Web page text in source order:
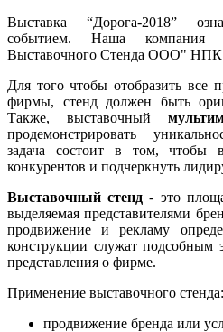
Выставка “Дорога-2018”
событием. Наша компания
Выставочного Стенда ООО"
Для того чтобы отобразить все
фирмы, стенд должен быть
Также, выставочный
продемонстрировать
задача состоит в том, чтобы
конкурентов и подчеркнуть
Выставочный стенд - это
выделяемая представителями
продвижение и рекламу
конструкции служат подсобным
представления о фирме.
Применение выставочного стенда:
продвижение бренда или